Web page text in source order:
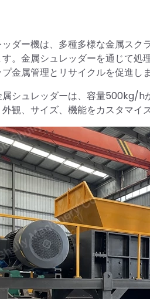
ダー機は、多種多様な金属ス
。金属シュレッダーを通じて
金属管理とリサイクルを促進しま
属シュレッダーは、容量500kg/
観、サイズ、機能をカスタマイ